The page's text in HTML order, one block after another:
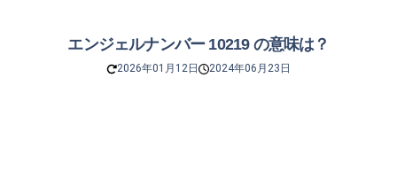
エンジェルナンバー 10219 の意味は？
2026年01月12日 2024年06月23日